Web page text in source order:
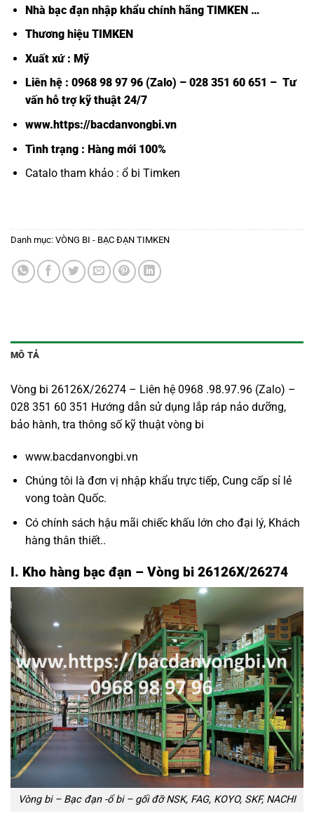
Nhà bạc đạn nhập khẩu chính hãng TIMKEN…
Thương hiệu TIMKEN
Xuất xứ : Mỹ
Liên hệ : 0968 98 97 96 (Zalo) – 028 351 60 651 – Tư
vấn hỗ trợ kỹ thuật 24/7
www.https://bacdanvongbi.vn
Tình trạng : Hàng mới 100%
Catalo tham khảo : ổ bi Timken
Danh mục: VÒNG BI - BẠC ĐẠN TIMKEN
MÔ TẢ
Vòng bi 26126X/26274 – Liên hệ 0968 .98.97.96 (Zalo) –
028 351 60 351 Hướng dẫn sử dụng lắp ráp nảo dưỡng,
bảo hành, tra thông số kỹ thuật vòng bi
www.bacdanvongbi.vn
Chúng tôi là đơn vị nhập khẩu trực tiếp, Cung cấp sỉ lẻ
vong toàn Quốc.
Có chính sách hậu mãi chiếc khấu lớn cho đại lý, Khách
hàng thân thiết..
I. Kho hàng bạc đạn – Vòng bi 26126X/26274
Vòng bi – Bạc đạn -ổ bi – gối đỡ NSK, FAG, KOYO, SKF, NACHI